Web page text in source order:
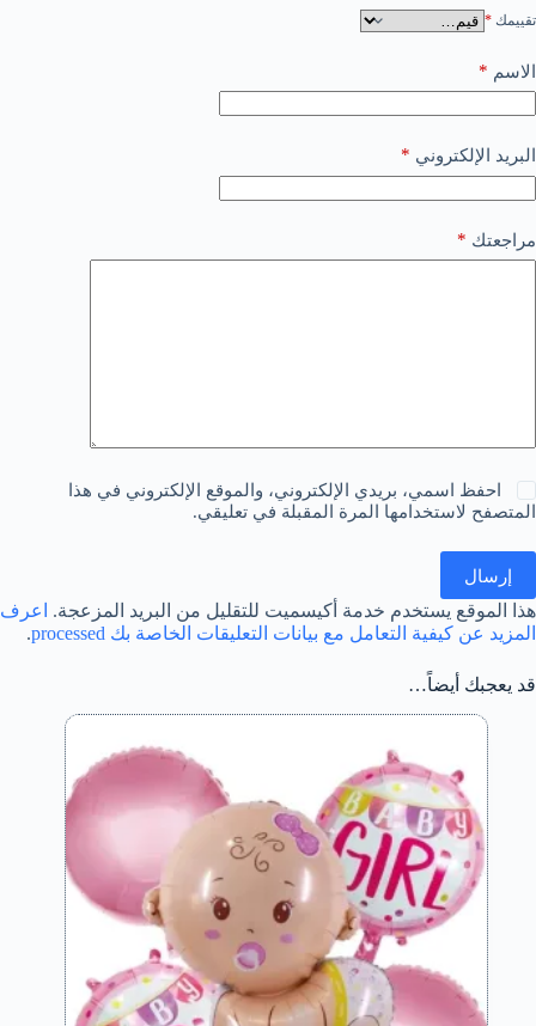
تقييمك *
الاسم *
البريد الإلكتروني *
مراجعتك *
احفظ اسمي، بريدي الإلكتروني، والموقع الإلكتروني في هذا
المتصفح لاستخدامها المرة المقبلة في تعليقي.
إرسال
هذا الموقع يستخدم خدمة أكيسميت للتقليل من البريد المزعجة.
اعرف
المزيد عن كيفية التعامل مع بيانات التعليقات الخاصة بك processed
.
قد يعجبك أيضاً…